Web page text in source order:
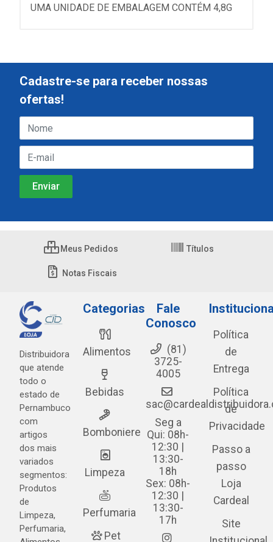
UMA UNIDADE DE EMBALAGEM CONTÉM 4,8G
Cadastre-se para receber nossas
ofertas!
Meus Pedidos Títulos
Notas Fiscais
Distribuidora
que atende
todo o
estado de
Pernambuco
com
artigos
dos mais
variados
segmentos:
Produtos
de
Limpeza,
Perfumaria,
Categorias
Alimentos
Bebidas
Bomboniere
Limpeza
Perfumaria
Pet
Fale
Conosco
(81)
3725-
4005
Seg a
Qui: 08h-
12:30 |
13:30-
18h
Sex: 08h-
12:30 |
13:30-
17h
Política
de
Entrega
Política
de
Privacidade
Passo a
passo
Loja
Cardeal
Site